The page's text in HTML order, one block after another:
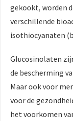
gekookt, worden
verschillende
isothiocyanaten
Glucosinolaten
de bescherming
Maar ook voor
voor de
het voorkomen